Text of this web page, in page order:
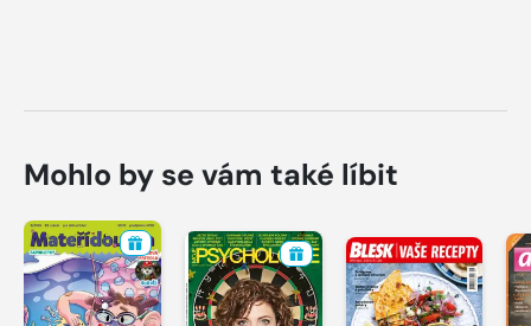
Mohlo by se vám také líbit